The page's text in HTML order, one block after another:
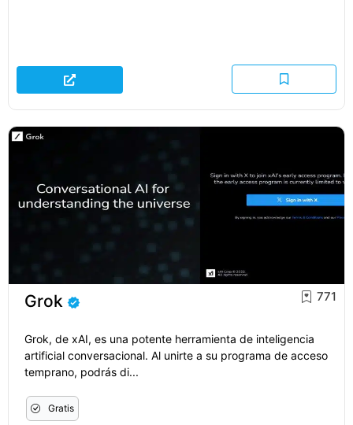
Grok 771
Grok, de xAI, es una potente herramienta de inteligencia
artificial conversacional. Al unirte a su programa de acceso
temprano, podrás di...
Gratis